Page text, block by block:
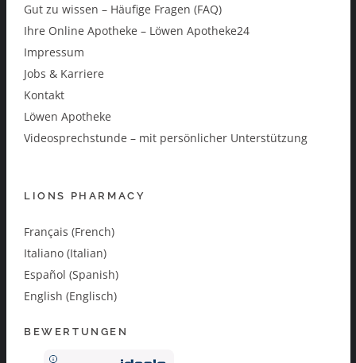
Gut zu wissen – Häufige Fragen (FAQ)
Ihre Online Apotheke – Löwen Apotheke24
Impressum
Jobs & Karriere
Kontakt
Löwen Apotheke
Videosprechstunde – mit persönlicher Unterstützung
LIONS PHARMACY
Français (French)
Italiano (Italian)
Español (Spanish)
English (Englisch)
BEWERTUNGEN